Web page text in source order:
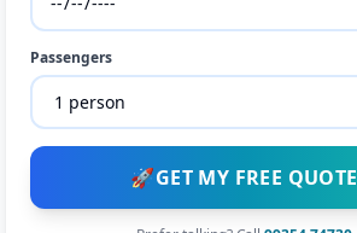
Passengers
🚀GET MY FREE QUOTE